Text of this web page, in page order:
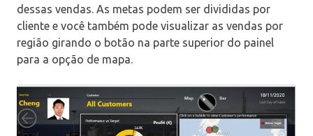
dessas vendas. As metas podem ser divididas por
cliente e você também pode visualizar as vendas por
região girando o botão na parte superior do painel
para a opção de mapa.